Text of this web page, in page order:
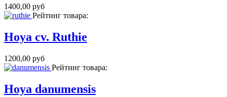
1400,00 руб
Рейтинг товара:
Hoya cv. Ruthie
1200,00 руб
Рейтинг товара:
Hoya danumensis